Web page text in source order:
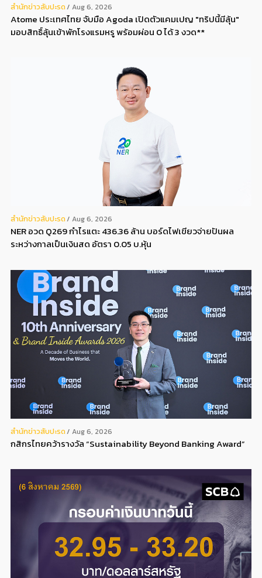
สํานักข่าวสับปะรด Aug 6, 2026
Atome ประเทศไทย จับมือ Agoda เปิดตัวแคมเปญ "ทริปนี้มีลุ้น"
มอบสิทธิ์ลุ้นเข้าพักโรงแรมหรู พร้อมผ่อน 0 ได้ 3 งวด**
สํานักข่าวสับปะรด Aug 6, 2026
NER อวด Q269 กำไรแตะ 436.36 ล้าน บอร์ดไฟเขียวจ่ายปันผล
ระหว่างกาลเป็นเงินสด อัตรา 0.05 บ.หุ้น
สํานักข่าวสับปะรด Aug 6, 2026
กสิกรไทยคว้ารางวัล “Sustainability Beyond Banking Award”